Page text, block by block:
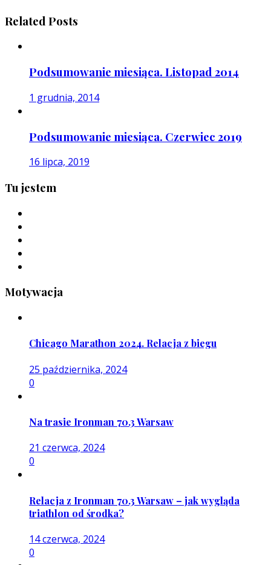
Related Posts
Podsumowanie miesiąca. Listopad 2014
1 grudnia, 2014
Podsumowanie miesiąca. Czerwiec 2019
16 lipca, 2019
Tu jestem
Motywacja
Chicago Marathon 2024. Relacja z biegu
25 października, 2024
0
Na trasie Ironman 70.3 Warsaw
21 czerwca, 2024
0
Relacja z Ironman 70.3 Warsaw – jak wygląda
triathlon od środka?
14 czerwca, 2024
0